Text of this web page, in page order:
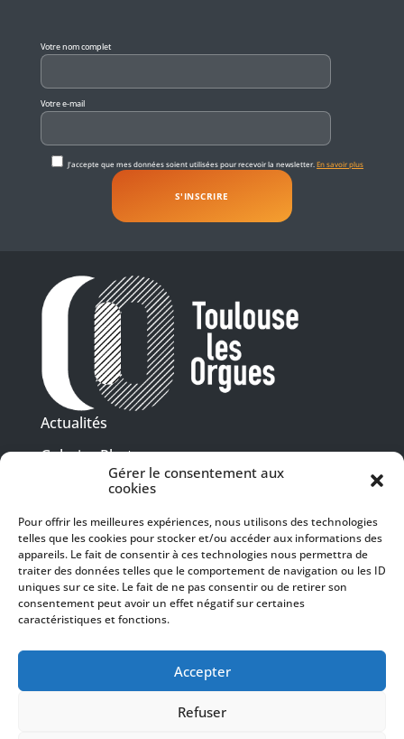
Gérer le consentement aux
cookies
Pour offrir les meilleures expériences, nous utilisons des technologies
telles que les cookies pour stocker et/ou accéder aux informations des
appareils. Le fait de consentir à ces technologies nous permettra de
traiter des données telles que le comportement de navigation ou les ID
uniques sur ce site. Le fait de ne pas consentir ou de retirer son
consentement peut avoir un effet négatif sur certaines
caractéristiques et fonctions.
Accepter
Refuser
Votre nom complet
Votre e-mail
J'accepte que mes données soient utilisées pour recevoir la newsletter.En savoir plus
Actualités
Galeries Photos
Vidéothèque
Presse
Programme PDF
Billetterie
Recrutement
Mentions légales
SUIVEZ-NOUS